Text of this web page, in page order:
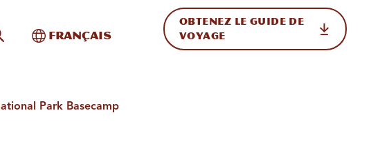
sur le site
Basculer vers l'international
Français
OBTENEZ LE GUIDE DE
VOYAGE
Park Basecamp